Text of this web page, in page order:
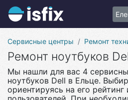
Сервисные центры Ремонт
Ремонт ноутбуков
Мы нашли для вас 4
ноутбуков Dell в Ельце.
ориентируясь на его